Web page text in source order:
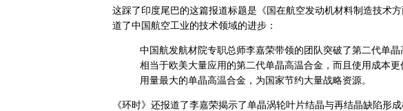
这踩了印度尾巴的这篇报道标题是《国在航空发动机材料制造技术
道了中国航空工业的技术领域的进步：
中国航发航材院专职总师李嘉荣带领的团队突破了第二代单
相当于欧美大量应用的第二代单晶高温合金，而且使用成本
用量最大的单晶高温合金，为国家节约大量战略资源。
《环时》还报道了李嘉荣揭示了单晶涡轮叶片结晶与再结晶缺陷形